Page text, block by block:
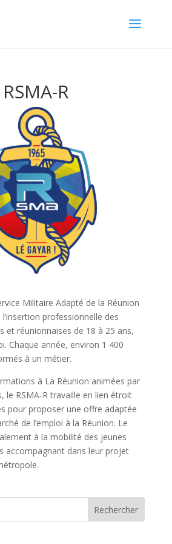
RSMA-R
Militaire Adapté de la Réunion
professionnelle des
et réunionnaises de 18 à 25 ans,
Chaque année, environ 1 400
à un métier.
à La Réunion animées par
le RSMA-R travaille en lien étroit
pour proposer une offre adaptée
de l’emploi à la Réunion. Le
à la mobilité des jeunes
accompagnant dans leur projet
Rechercher